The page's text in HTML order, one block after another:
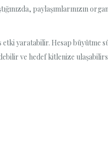
paylaşımlarınızın
yaratabilir. Hesap büyütme
ve hedef kitlenize